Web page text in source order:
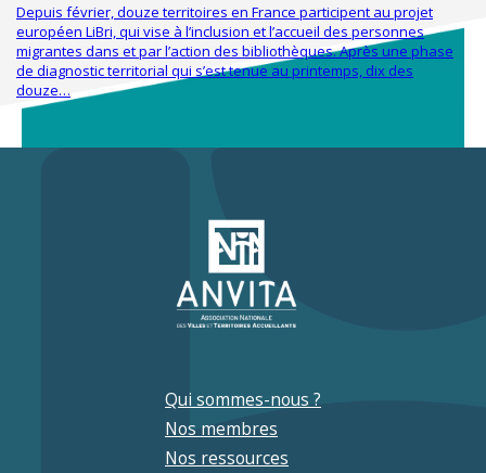
Depuis février, douze territoires en France participent au projet
européen LiBri, qui vise à l’inclusion et l’accueil des personnes
migrantes dans et par l’action des bibliothèques. Après une phase
de diagnostic territorial qui s’est tenue au printemps, dix des
douze…
Qui sommes-nous ?
Nos membres
Nos ressources